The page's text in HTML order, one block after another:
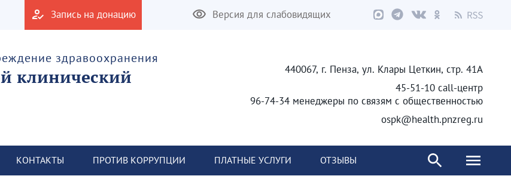
Запись на донацию Версия для слабовидящих
здравоохранения
клинический
440067, г. Пенза, ул. Клары Цеткин, стр. 41А
45-51-10 call-центр
96-74-34 менеджеры по связям с общественностью
ospk@health.pnzreg.ru
КОНТАКТЫ ПРОТИВ КОРРУПЦИИ ПЛАТНЫЕ УСЛУГИ ОТЗЫВЫ